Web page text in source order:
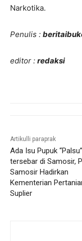
Narkotika.
Penulis :
editor : redaksi
Artikulli paraprak
Ada Isu Pupuk “Palsu”
tersebar di Samosir,
Samosir Hadirkan
Kementerian
Suplier